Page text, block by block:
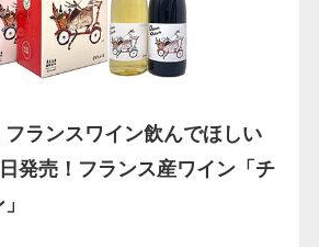
フランスワイン飲んでほしい
発売！フランス産ワイン「チ